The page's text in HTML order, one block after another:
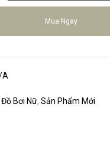
Mua Ngay
A
Đồ Bơi Nữ, Sản Phẩm Mới